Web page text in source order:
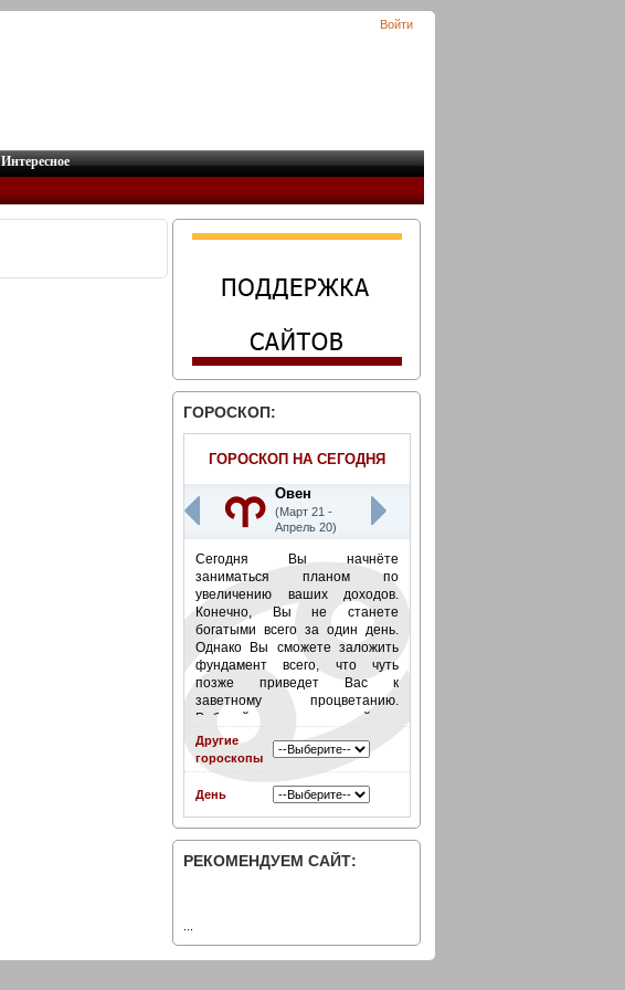
Войти
Интересное
ГОРОСКОП:
ГОРОСКОП НА СЕГОДНЯ
Овен
(Март 21 -
Апрель 20)
Сегодня Вы начнёте
заниматься планом по
увеличению ваших доходов.
Конечно, Вы не станете
богатыми всего за один день.
Однако Вы сможете заложить
фундамент всего, что чуть
позже приведет Вас к
заветному процветанию.
Работайте, совершенствуйтесь
в своей сфере деятельности,
но не забывайте об отдыхе.
Постарайтесь спланировать
расписание своего дня, чтобы в
нем всегда было несколько
часов, которые Вы можете
посвятить отдыху. Подробнее»
Другие
гороскопы
День
РЕКОМЕНДУЕМ САЙТ: